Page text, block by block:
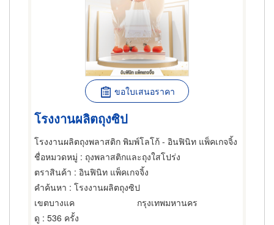
ขอใบเสนอราคา
โรงงานผลิตถุงซิป
โรงงานผลิตถุงพลาสติก พิมพ์โลโก้ - อินฟินิท แพ็คเกจจิ้ง
ชื่อหมวดหมู่ : ถุงพลาสติกและถุงใสโปร่ง
ตราสินค้า : อินฟินิท แพ็คเกจจิ้ง
คำค้นหา : โรงงานผลิตถุงซิป
เขตบางแค
กรุงเทพมหานคร
ดู : 536 ครั้ง